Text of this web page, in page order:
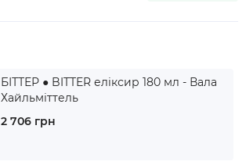
БІТТЕР ● BITTER еліксир 180 мл - Вала
Хайльміттель
2 706 грн